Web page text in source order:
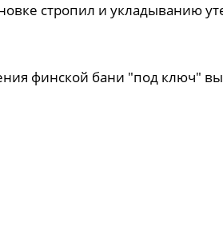
стропил и укладыванию
финской бани "под ключ"